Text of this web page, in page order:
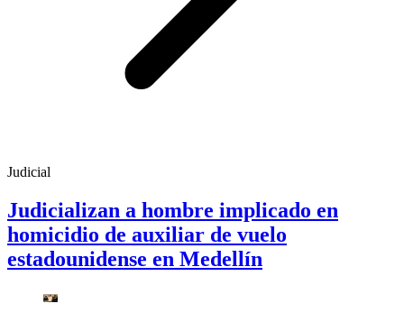
Judicial
Judicializan a hombre implicado en
homicidio de auxiliar de vuelo
estadounidense en Medellín